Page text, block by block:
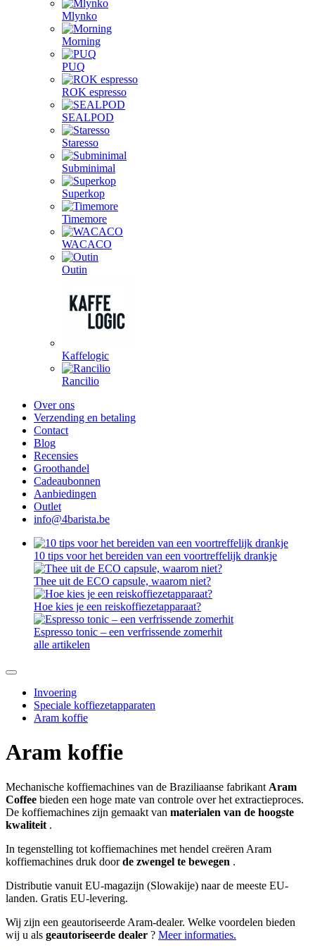
Mlynko
Morning
PUQ
ROK espresso
SEALPOD
Staresso
Subminimal
Superkop
Timemore
WACACO
Outin
Kaffelogic
Rancilio
Over ons
Verzending en betaling
Contact
Blog
Recensies
Groothandel
Cadeaubonnen
Aanbiedingen
Outlet
info@4barista.be
10 tips voor het bereiden van een voortreffelijk drankje
Thee uit de ECO capsule, waarom niet?
Hoe kies je een reiskoffiezetapparaat?
Espresso tonic – een verfrissende zomerhit
alle artikelen
Invoering
Speciale koffiezetapparaten
Aram koffie
Aram koffie
Mechanische koffiemachines van de Braziliaanse fabrikant Aram
Coffee bieden een hoge mate van controle over het extractieproces.
De koffiemachines zijn gemaakt van materialen van de hoogste
kwaliteit .
In tegenstelling tot koffiemachines met hendel creëren Aram
koffiemachines druk doorde zwengel te bewegen .
Distributie vanuit EU-magazijn (Slowakije) naar de meeste EU-
landen. Gratis EU-levering.
Wij zijn een geautoriseerde Aram-dealer. Welke voordelen bieden
wij u als geautoriseerde dealer ? Meer informaties.